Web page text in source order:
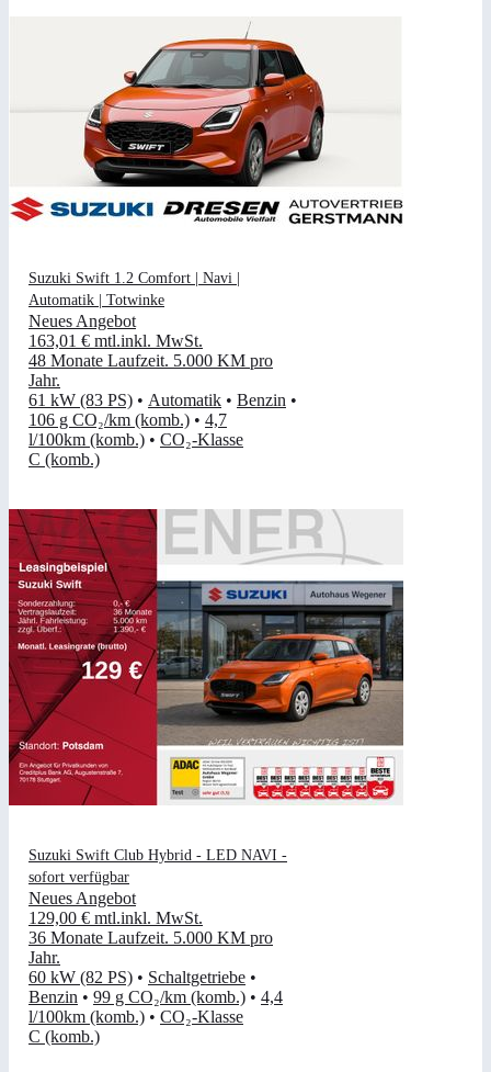
Suzuki Swift 1.2 Comfort | Navi |
Automatik | Totwinke
Neues Angebot
163,01 € mtl.inkl. MwSt.
48 Monate Laufzeit. 5.000 KM pro
Jahr.
61 kW (83 PS) • Automatik • Benzin •
106 g CO₂/km (komb.) • 4,7
l/100km (komb.) • CO₂-Klasse
C (komb.)
Suzuki Swift Club Hybrid - LED NAVI -
sofort verfügbar
Neues Angebot
129,00 € mtl.inkl. MwSt.
36 Monate Laufzeit. 5.000 KM pro
Jahr.
60 kW (82 PS) • Schaltgetriebe •
Benzin • 99 g CO₂/km (komb.) • 4,4
l/100km (komb.) • CO₂-Klasse
C (komb.)